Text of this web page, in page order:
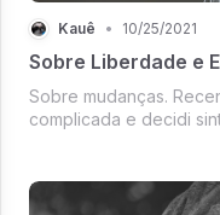
Kauê • 10/25/2021
Sobre Liberdade e
Sobre mudanças.
complicada e decidi